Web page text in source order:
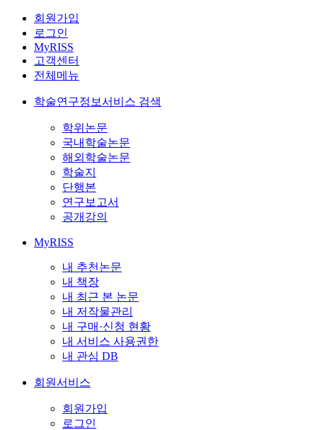
회원가입
로그인
MyRISS
고객센터
전체메뉴
학술연구정보서비스 검색
학위논문
국내학술논문
해외학술논문
학술지
단행본
연구보고서
공개강의
MyRISS
내 추천논문
내 책장
내 최근 본 논문
내 저작물관리
내 구매·신청 현황
내 서비스 사용권한
내 관심 DB
회원서비스
회원가입
로그인